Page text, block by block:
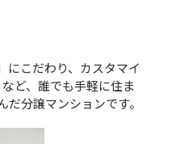
にこだわり、カスタマイ
ど、誰でも手軽に住ま
分譲マンションです。